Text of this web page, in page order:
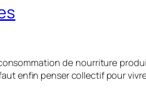
de nourriture
enfin penser collectif pour